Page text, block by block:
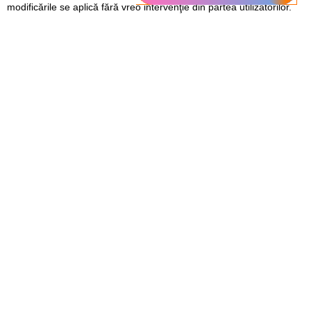
modificările se aplică fără vreo intervenţie din partea utilizatorilor.